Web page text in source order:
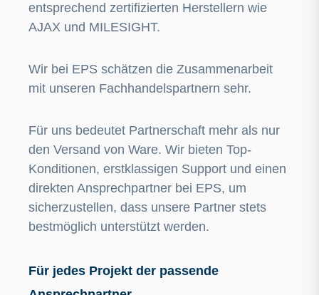
entsprechend zertifizierten Herstellern wie
AJAX und MILESIGHT.
Wir bei EPS schätzen die Zusammenarbeit
mit unseren Fachhandelspartnern sehr.
Für uns bedeutet Partnerschaft mehr als nur
den Versand von Ware. Wir bieten Top-
Konditionen, erstklassigen Support und einen
direkten Ansprechpartner bei EPS, um
sicherzustellen, dass unsere Partner stets
bestmöglich unterstützt werden.
Für jedes Projekt der passende